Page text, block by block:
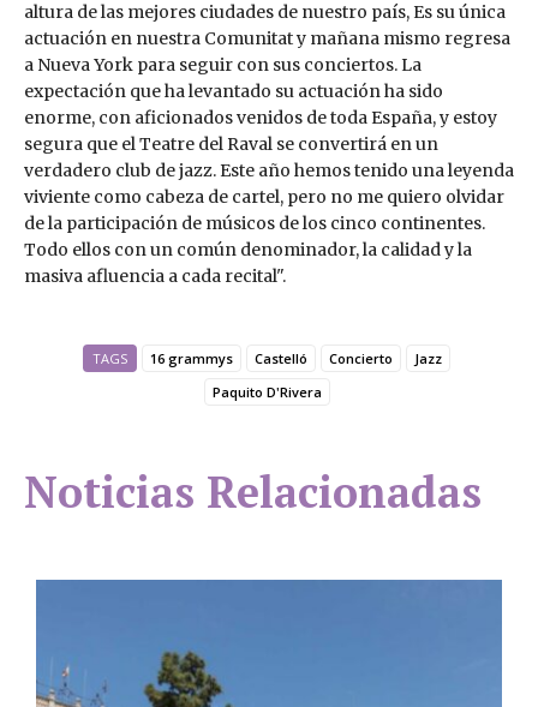
altura de las mejores ciudades de nuestro país, Es su única
actuación en nuestra Comunitat y mañana mismo regresa
a Nueva York para seguir con sus conciertos. La
expectación que ha levantado su actuación ha sido
enorme, con aficionados venidos de toda España, y estoy
segura que el Teatre del Raval se convertirá en un
verdadero club de jazz. Este año hemos tenido una leyenda
viviente como cabeza de cartel, pero no me quiero olvidar
de la participación de músicos de los cinco continentes.
Todo ellos con un común denominador, la calidad y la
masiva afluencia a cada recital".
TAGS 16 grammys Castelló Concierto
Jazz
Paquito D'Rivera
Noticias Relacionadas